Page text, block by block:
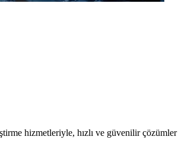
hizmetleriyle, hızlı ve güvenilir çözümler